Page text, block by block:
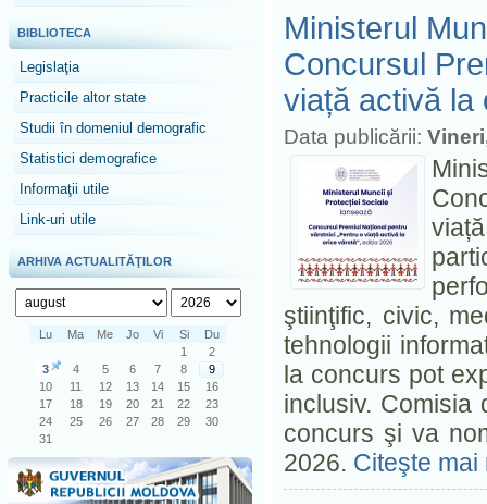
BIBLIOTECA
Legislaţia
Practicile altor state
Studii în domeniul demografic
Statistici demografice
Informaţii utile
Link-uri utile
ARHIVA ACTUALITĂŢILOR
Lu Ma Me Jo Vi Si
Du
1
2
3
4 5 6 7 8
9
10
11 12 13 14 15
16
17
18 19 20 21 22
23
24
25 26 27 28 29
30
31
Ministerul
Concursul
viață activă la
Data publicării:
ştiinţific, civic,
tehnologii
la concurs pot
inclusiv. Comisia
concurs şi va
2026. Citeşte mai